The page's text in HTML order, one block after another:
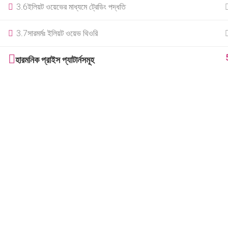
3.6ইলিয়ট ওয়েভের মাধ্যমে ট্রেডিং পদ্ধতি
3.7সারমর্মঃ ইলিয়ট ওয়েভ থিওরি
হারমনিক প্রাইস প্যাটার্নসমূহ